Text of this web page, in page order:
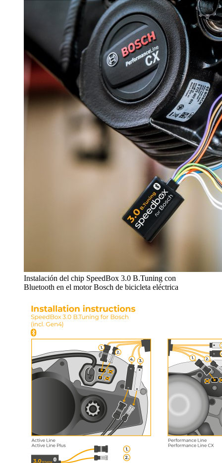
Instalación del chip SpeedBox 3.0 B.Tuning con
Bluetooth en el motor Bosch de bicicleta eléctrica